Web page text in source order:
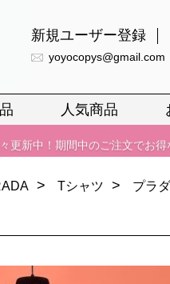
新規ユーザー登録
yoyocopys@gmail.com
人気商品
更新中！期間中のご注文でお得
ーパーコピー バッグ最新モデ
ーコピーのみ取扱い。最高品質
更新中！期間中のご注文でお
ーパーコピー バッグ最新モデ
> Tシャツ > プラ